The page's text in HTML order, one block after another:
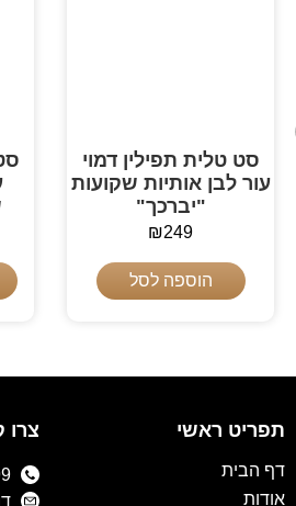
סט טלית תפילין דמוי
עור לבן אותיות שקועות
"יברכך"
₪249
הוספה לסל
תפריט ראשי
דף הבית
אודות
צרו